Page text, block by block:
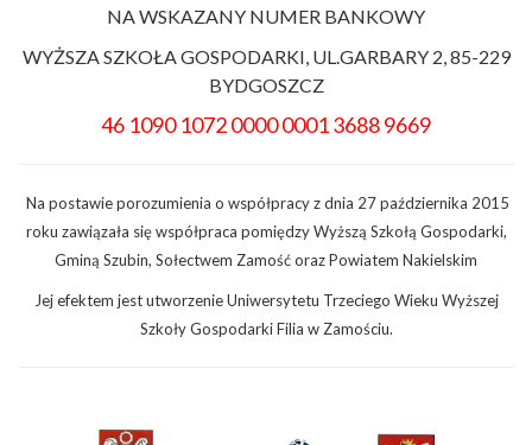
NA WSKAZANY NUMER BANKOWY
WYŻSZA SZKOŁA GOSPODARKI, UL.GARBARY 2, 85-229
BYDGOSZCZ
46 1090 1072 0000 0001 3688 9669
Na postawie porozumienia o współpracy z dnia 27 października 2015
roku zawiązała się współpraca pomiędzy Wyższą Szkołą Gospodarki,
Gminą Szubin, Sołectwem Zamość oraz Powiatem Nakielskim
Jej efektem jest utworzenie Uniwersytetu Trzeciego Wieku Wyższej
Szkoły Gospodarki Filia w Zamościu.